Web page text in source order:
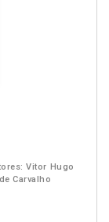
Vitor Hugo
Carvalho